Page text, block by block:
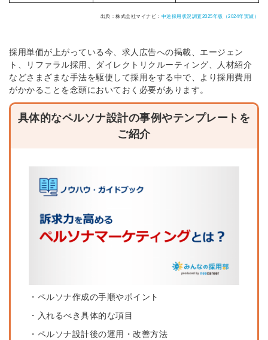
出典：株式会社マイナビ： 中途採用状況調査2025年版（2024年実績）
採用単価が上がっている今、求人広告への掲載、エージェン
ト、リファラル採用、ダイレクトリクルーティング、人材紹介
などさまざまな手法を駆使して採用をする中で、より採用費用
がかかることを念頭においておく必要があります。
具体的なペルソナ設計の事例やテンプレートを
ご紹介
・ペルソナ作成の手順やポイント
・入れるべき具体的な項目
・ペルソナ設計後の運用・改善方法